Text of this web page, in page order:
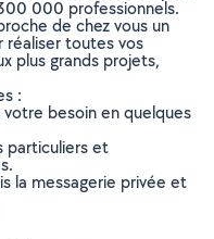
000 professionnels.
de chez vous un
réaliser toutes vos
plus grands projets,
:
besoin en quelques
particuliers et
la messagerie privée et